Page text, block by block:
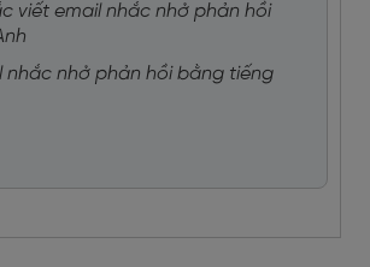
viết email nhắc nhở phản hồi
nhắc nhở phản hồi bằng tiếng